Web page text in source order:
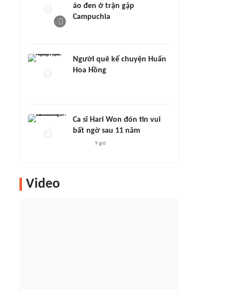
áo đen ở trận gặp
Campuchia
Người quê kể chuyện Huấn
Hoa Hồng
Ca sĩ Hari Won đón tin vui
bất ngờ sau 11 năm
9 giờ
Video